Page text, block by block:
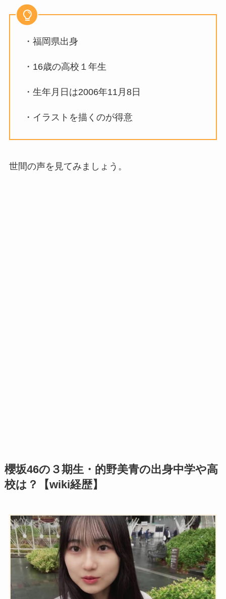
・福岡県出身
・16歳の高校１年生
・生年月日は2006年11月8日
・イラストを描くのが得意
世間の声を見てみましょう。
櫻坂46の３期生・的野美青の出身中学や高
校は？【wiki経歴】